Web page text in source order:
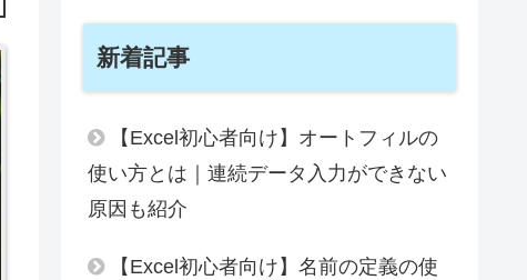
新着記事
【Excel初心者向け】オートフィルの
使い方とは｜連続データ入力ができない
原因も紹介
【Excel初心者向け】名前の定義の使